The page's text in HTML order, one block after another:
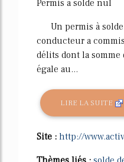
Permis a solde nul
Un permis à
conducteur a
délits dont la
égale au...
LIRE LA SUITE
Site : http://